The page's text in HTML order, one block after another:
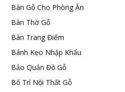
Bàn Gỗ Cho Phòng Ăn
Bàn Thờ Gỗ
Bàn Trang Điểm
Bánh Kẹo Nhập Khẩu
Bảo Quản Đồ Gỗ
Bố Trí Nội Thất Gỗ